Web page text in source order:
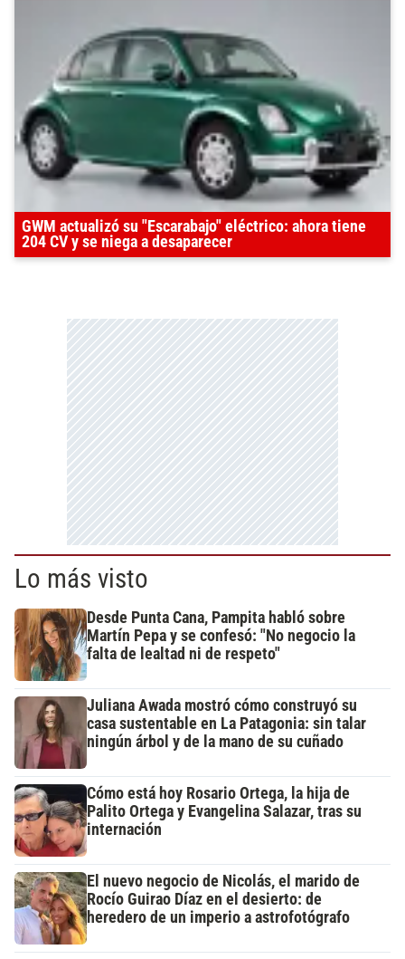
GWM actualizó su "Escarabajo" eléctrico: ahora tiene
204 CV y se niega a desaparecer
Lo más visto
Desde Punta Cana, Pampita habló sobre
Martín Pepa y se confesó: "No negocio la
falta de lealtad ni de respeto"
Juliana Awada mostró cómo construyó su
casa sustentable en La Patagonia: sin talar
ningún árbol y de la mano de su cuñado
Cómo está hoy Rosario Ortega, la hija de
Palito Ortega y Evangelina Salazar, tras su
internación
El nuevo negocio de Nicolás, el marido de
Rocío Guirao Díaz en el desierto: de
heredero de un imperio a astrofotógrafo